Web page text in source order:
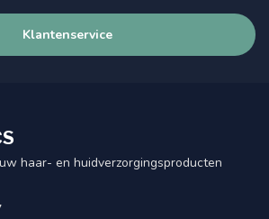
Klantenservice
haar- en huidverzorgingsproducten